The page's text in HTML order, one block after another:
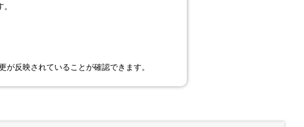
反映されていることが確認できます。